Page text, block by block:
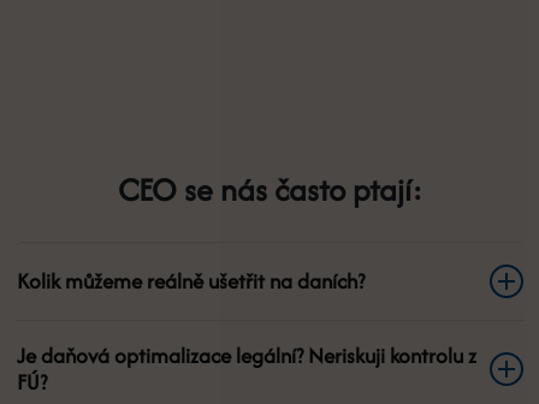
CEO se nás často ptají:
Kolik můžeme reálně ušetřit na daních?
Je daňová optimalizace legální? Neriskuji kontrolu z
FÚ?